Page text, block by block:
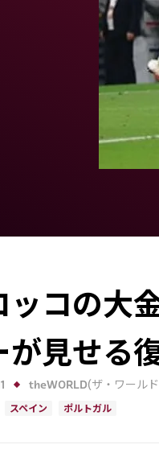
ッコの大
が見せる
theWORLD(ザ・ワール
スペイン ポルトガル